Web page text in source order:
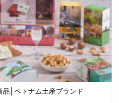
│ベトナム土産ブランド